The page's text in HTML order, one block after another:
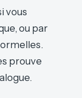
vous
ou par
prouve